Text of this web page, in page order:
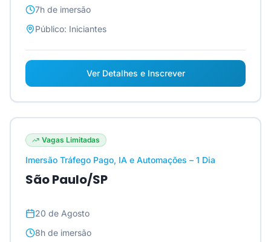
7h de imersão
Público: Iniciantes
Ver Detalhes e Inscrever
Vagas Limitadas
Imersão Tráfego Pago, IA e Automações – 1 Dia
São Paulo/SP
20 de Agosto
8h de imersão